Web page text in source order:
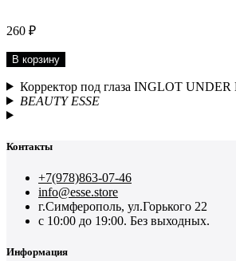
260 ₽
В корзину
Корректор под глаза INGLOT
BEAUTY ESSE
Контакты
+7(978)863-07-46
info@esse.store
г.Симферополь, ул.Горького 22
с 10:00 до 19:00. Без выходных.
Информация